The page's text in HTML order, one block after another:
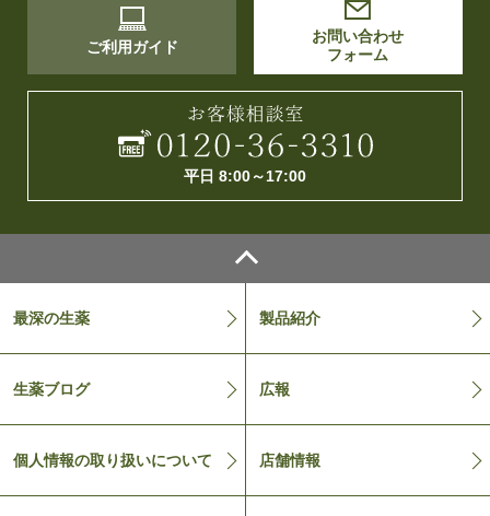
ご利用ガイド
お問い合わせ
フォーム
平日 8:00～17:00
最深の生薬 製品紹介
生薬ブログ 広報
個人情報の取り扱いについて 店舗情報